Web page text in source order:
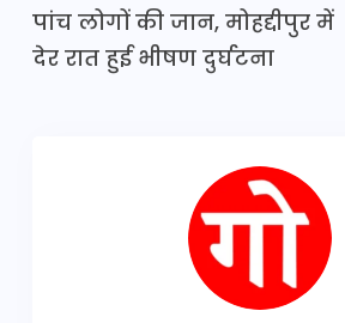
पांच लोगों की जान, मोहद्दीपुर में
देर रात हुई भीषण दुर्घटना